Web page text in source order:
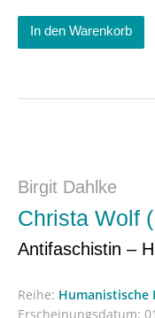
In den Warenkorb
Birgit Dahlke
Christa Wolf
Antifaschistin –
Reihe: Humanistische
Erscheinungsdatum: